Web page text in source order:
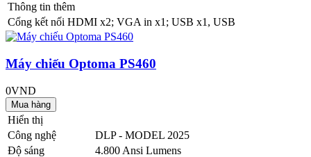
Thông tin thêm
Cổng kết nối HDMI x2; VGA in x1; USB x1, USB
Máy chiếu Optoma PS460
0VND
Hiển thị
Công nghệ
DLP - MODEL 2025
Độ sáng
4.800 Ansi Lumens